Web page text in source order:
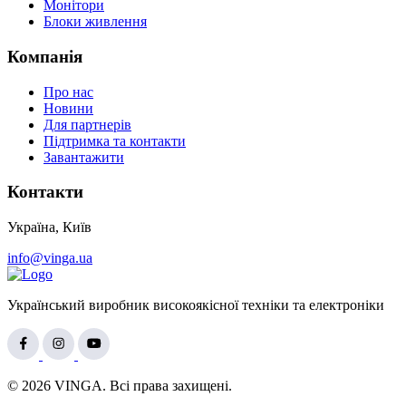
Монітори
Блоки живлення
Компанія
Про нас
Новини
Для партнерів
Підтримка та контакти
Завантажити
Контакти
Україна, Київ
info@vinga.ua
Український виробник високоякісної техніки та електроніки
© 2026 VINGA. Всі права захищені.